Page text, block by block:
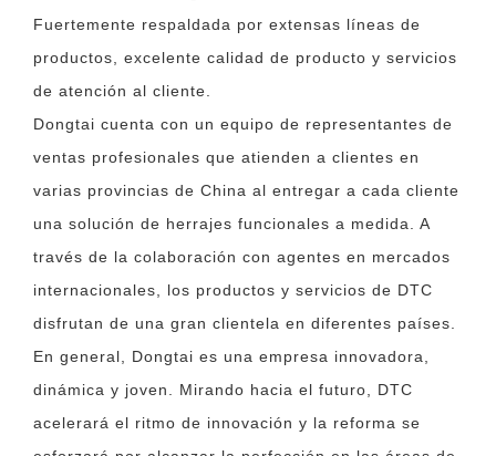
Fuertemente respaldada por extensas líneas de
productos, excelente calidad de producto y servicios
de atención al cliente.
Dongtai cuenta con un equipo de representantes de
ventas profesionales que atienden a clientes en
varias provincias de China al entregar a cada cliente
una solución de herrajes funcionales a medida. A
través de la colaboración con agentes en mercados
internacionales, los productos y servicios de DTC
disfrutan de una gran clientela en diferentes países.
En general, Dongtai es una empresa innovadora,
dinámica y joven. Mirando hacia el futuro, DTC
acelerará el ritmo de innovación y la reforma se